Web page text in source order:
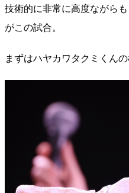
技術的に非常に高度ながら
がこの試合。
まずはハヤカワタクミくん